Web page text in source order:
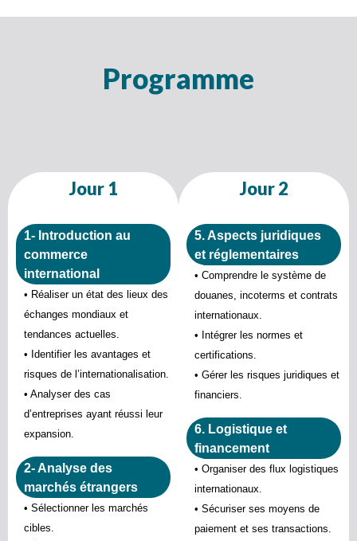
Programme
Jour 1
1- Introduction au
commerce
international
• Réaliser un état des lieux des
échanges mondiaux et
tendances actuelles.
• Identifier les avantages et
risques de l’internationalisation.
• Analyser des cas
d’entreprises ayant réussi leur
expansion.
2- Analyse des
marchés étrangers
• Sélectionner les marchés
cibles.
Jour 2
5. Aspects juridiques
et réglementaires
• Comprendre le système de
douanes, incoterms et contrats
internationaux.
• Intégrer les normes et
certifications.
• Gérer les risques juridiques et
financiers.
6. Logistique et
financement
• Organiser des flux logistiques
internationaux.
• Sécuriser ses moyens de
paiement et ses transactions.